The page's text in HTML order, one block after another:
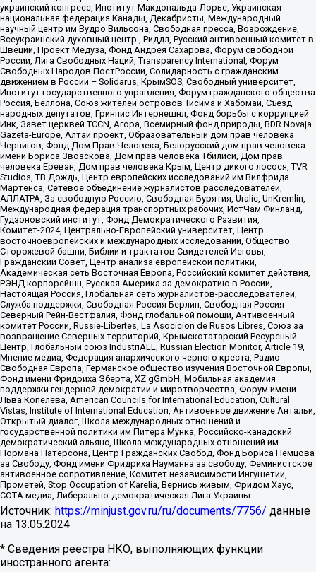
украинский конгресс, Институт Макдональда-Лорье, Украинская
национальная федерация Канады, Декабристы, Международный
научный центр им Вудро Вильсона, Свободная пресса, Возрождение,
Всеукраинский духовный центр , Риддл, Русский антивоенный комитет в
Швеции, Проект Медуза, Фонд Андрея Сахарова, Форум свободной
России, Лига Свободных Наций, Transparеncy International, Форум
Свободных Народов ПостРоссии, Солидарность с гражданским
движением в России – Solidarus, КрымSOS, Свободный университет,
Институт государственного управления, Форум гражданского общества
Россия, Беллона, Союз жителей островов Тисима и Хабомаи, Съезд
народных депутатов, Гринпис Интернешнл, Фонд борьбы с коррупцией
Инк, Завет церквей TCCN, Агора, Всемирный фонд природы, BDR Novaja
Gazeta-Europe, Алтай проект, Образовательный дом прав человека
Чернигов, Фонд Дом Прав Человека, Белорусский дом прав человека
имени Бориса Звозскова, Дом прав человека Тбилиси, Дом прав
человека Ереван, Дом прав человека Крым, Центр дикого лосося, TVR
Studios, ТВ Дождь, Центр европейских исследований им Вилфрида
Мартенса, Сетевое объединение журналистов расследователей,
АЛЛАТРА, За свободную Россию, Свободная Бурятия, Uralic, UnKremlin,
Международная федерация транспортных рабочих, ИстЧам Финланд,
Гудзоновский институт, Фонд Демократического Развития,
Комитет-2024, Центрально-Европейский университет, Центр
восточноевропейских и международных исследований, Общество
Сторожевой башни, Библии и трактатов Свидетелей Иеговы,
Гражданский Совет, Центр анализа европейской политики,
Академическая сеть Восточная Европа, Российский комитет действия,
РЭНД корпорейшн, Русская Америка за демократию в России,
Настоящая Россия, Глобальная сеть журналистов-расследователей,
Служба поддержки, Свободная Россия Берлин, Свободная Россия
Северный Рейн-Вестфалия, Фонд глобальной помощи, Антивоенный
комитет России, Russie-Libertes, La Asocicion de Rusos Libres, Союз за
возвращение Северных территорий, Крымскотатарский Ресурсный
Центр, Глобальный союз IndustriALL, Russian Election Monitor, Article 19,
Мнение медиа, Федерация анархического черного креста, Радио
Свободная Европа, Германское общество изучения Восточной Европы,
Фонд имени Фридриха Эберта, XZ gGmbH, Мобильная академия
поддержки гендерной демократии и миротворчества, Форум имени
Льва Копелева, American Councils for International Education, Cultural
Vistas, Institute of International Education, Антивоенное движение Антальи,
Открытый диалог, Школа международных отношений и
государственной политики им Питера Мунка, Российско-канадский
демократический альянс, Школа международных отношений им
Нормана Патерсона, Центр Гражданских Свобод, Фонд Бориса Немцова
за Свободу, Фонд имени Фридриха Науманна за свободу, Феминистское
антивоенное сопротивление, Комитет независимости Ингушетии,
Прометей, Stop Occupation of Karelia, Вернись живым, Фридом Хаус,
СОТА медиа, Либерально-демократическая Лига Украины
Источник: https://minjust.gov.ru/ru/documents/7756/ данные
на 13.05.2024
* Сведения реестра НКО, выполняющих функции
иностранного агента: